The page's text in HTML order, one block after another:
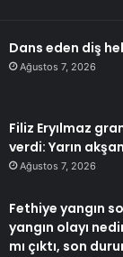
Dans eden diş
Ağustos 7, 2026
Filiz Eryılmaz
verdi: Yarın
Ağustos 7, 2026
Fethiye yangın
yangın olayı
mı çıktı, son